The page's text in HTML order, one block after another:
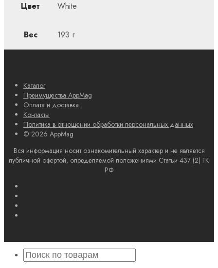
Цвет White
Вес 193 г
Каталог
Преимущества AppMag
Оплата и доставка
Контакты
Политика в отношении обработки персональных данных
© 2026 AppMag
Вся информация носит ознакомительный характер и не является
публичной офертой, определяемой положениями Статьи 437 (2) ГК
РФ